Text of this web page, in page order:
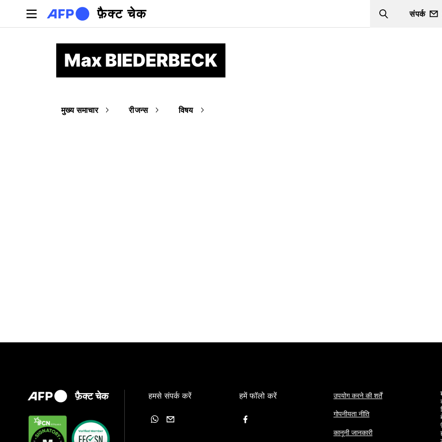
Skip to main content
फ़ैक्ट चेक Search
संपर्क
Max BIEDERBECK
मुख्य समाचार रीजन्स विषय
फ़ैक्ट चेक हमसे संपर्क करें हमें फॉलो करें उपयोग करने की शर्तें
गोपनीयता नीति
कानूनी जानकारी